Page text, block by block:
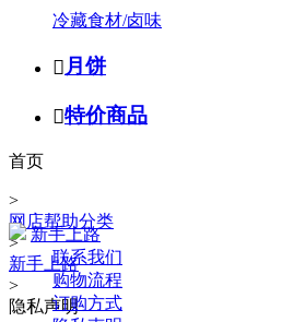
冷藏食材/卤味
月饼
特价商品
首页
>
网店帮助分类
>
新手上路
>
隐私声明
新手上路
联系我们
购物流程
订购方式